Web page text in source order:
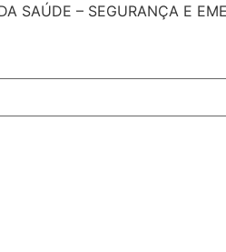
SAÚDE – SEGURANÇA E